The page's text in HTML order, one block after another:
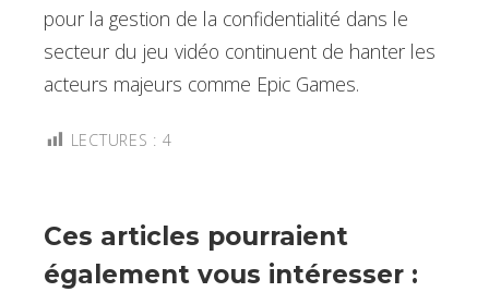
pour la gestion de la confidentialité dans le
secteur du jeu vidéo continuent de hanter les
acteurs majeurs comme Epic Games.
LECTURES : 4
Ces articles pourraient
également vous intéresser :